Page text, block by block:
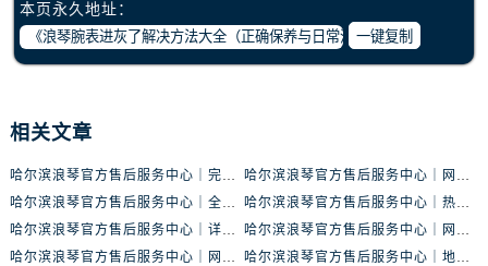
本页永久地址：
一键复制
相关文章
哈尔滨浪琴官方售后服务中心｜完整地址与联系电话权威信息公示（2026年6月最新）
哈尔滨浪琴官方售后服务中心｜网点地址与服务热线权威信息公示（2026年6月最新）
哈尔滨浪琴官方售后服务中心｜全新官方服务电话与地址权威信息公示（2026年6月最新）
哈尔滨浪琴官方售后服务中心｜热线与地址权威信息公示（2026年6月最新）
哈尔滨浪琴官方售后服务中心｜详细地址与售后电话权威信息公示（2026年6月最新）
哈尔滨浪琴官方售后服务中心｜网点地址与客服电话权威信息公示（2026年6月最新）
哈尔滨浪琴官方售后服务中心｜网点地址及热线权威信息公示（2026年6月最新）
哈尔滨浪琴官方售后服务中心｜地址与联系电话权威信息公示（2026年6月最新）